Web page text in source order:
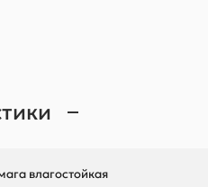
влагостойкая